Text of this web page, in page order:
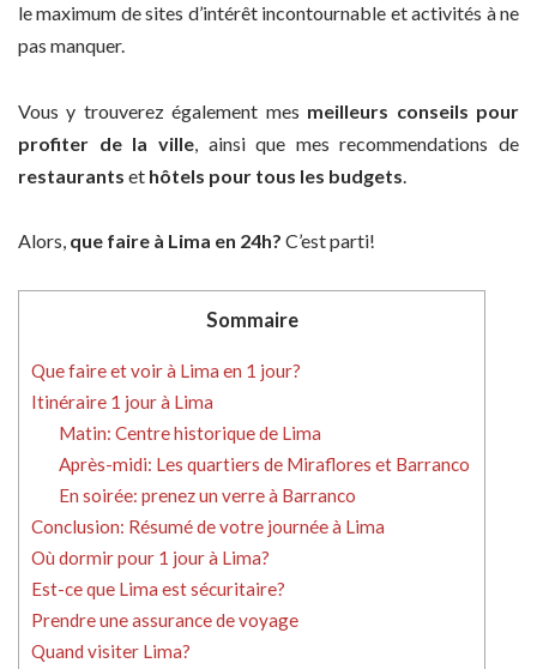
le maximum de sites d’intérêt incontournable et activités à ne
pas manquer.
Vous y trouverez également mes meilleurs conseils pour
profiter de la ville, ainsi que mes recommendations de
restaurants et hôtels pour tous les budgets
Alors, que faire à Lima en 24h? C’est parti!
Sommaire
Que faire et voir à Lima en 1 jour?
Itinéraire 1 jour à Lima
Matin: Centre historique de Lima
Après-midi: Les quartiers de Miraflores et Barranco
En soirée: prenez un verre à Barranco
Conclusion: Résumé de votre journée à Lima
Où dormir pour 1 jour à Lima?
Est-ce que Lima est sécuritaire?
Prendre une assurance de voyage
Quand visiter Lima?